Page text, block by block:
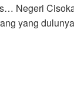
Negeri
yang